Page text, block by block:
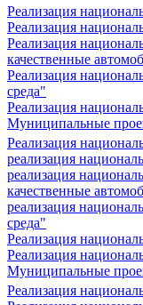
Реализация
Реализация
Реализация
качественные
Реализация
среда"
Реализация
Муниципальные
Реализация
реализация
реализация
качественные
реализация
среда"
Реализация
Реализация
Муниципальные
Реализация